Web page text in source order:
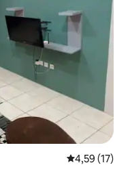
4,59 de uma
4,59 (17)